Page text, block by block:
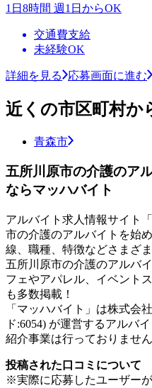
1日8時間 週1日からOK
交通費支給
未経験OK
詳細を見る 応募画面に進む
近くの市区町村か
青森市
五所川原市の介護のア
ならマッハバイト
アルバイト求人情報サイト
市の介護のアルバイトを始
線、職種、特徴などさまざ
五所川原市の介護のアルバ
フェやアパレル、イベント
も多数掲載！
「マッハバイト」は株式会
ド:6054) が運営するアルバ
紹介事業は行っておりません
投稿された口コミについて
※実際に応募したユーザー